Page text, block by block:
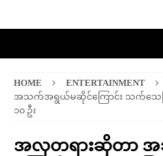
HOME ENTERTAINMENT
အသက်အရွယ်မဆိုင်ကြောင်း သက်သေပ
၁၀ ဦး
အလှတရားဆိုတာ